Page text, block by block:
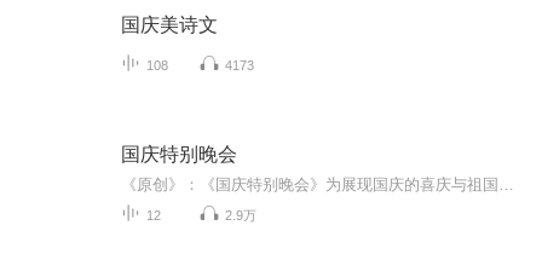
国庆美诗文
108 4173
国庆特别晚会
12 2.9万